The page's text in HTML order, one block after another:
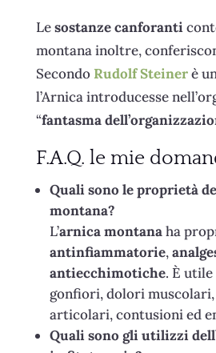
Lesostanze canforanti
montana inoltre,
Secondo Rudolf Steinerè
l’Arnica introducesse
“fantasma
F.A.Q. le mie
Quali sono le proprietà
montana?
L’arnica montanaha
antinfiammatorie,
antiecchimotiche. È
gonfiori, dolori
articolari, contusioni ed
Quali sono gli utilizzi